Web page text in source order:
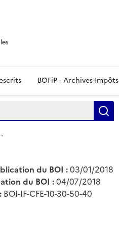
BOFiP - Archives-Impôts
du BOI :03/01/2018
du BOI :04/07/2018
BOI-IF-CFE-10-30-50-40